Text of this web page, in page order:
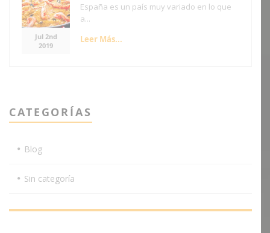
Jul 2nd
2019
España es un país muy variado en lo que
a...
Leer Más...
CATEGORÍAS
Blog
Sin categoría